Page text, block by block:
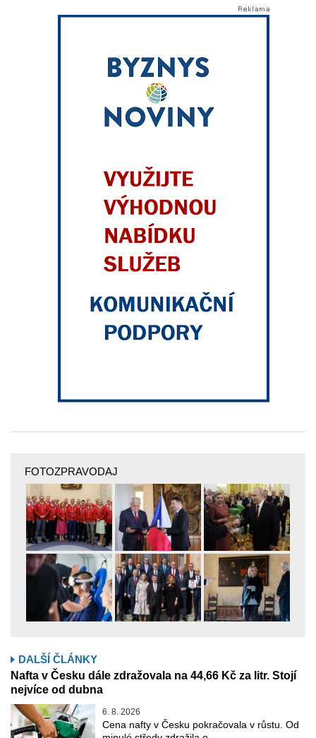
FOTOZPRAVODAJ
DALŠÍ ČLÁNKY
Nafta v Česku dále zdražovala na 44,66 Kč za litr. Stojí
nejvíce od dubna
6. 8. 2026
Cena nafty v Česku pokračovala v růstu. Od